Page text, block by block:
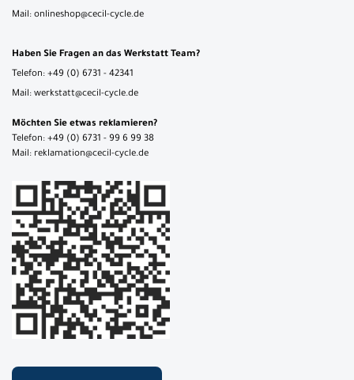
Mail: onlineshop@cecil-cycle.de
Haben Sie Fragen an das Werkstatt Team?
Telefon: +49 (0) 6731 - 42341
Mail: werkstatt@cecil-cycle.de
Möchten Sie etwas reklamieren?
Telefon: +49 (0) 6731 - 99 6 99 38
Mail: reklamation@cecil-cycle.de